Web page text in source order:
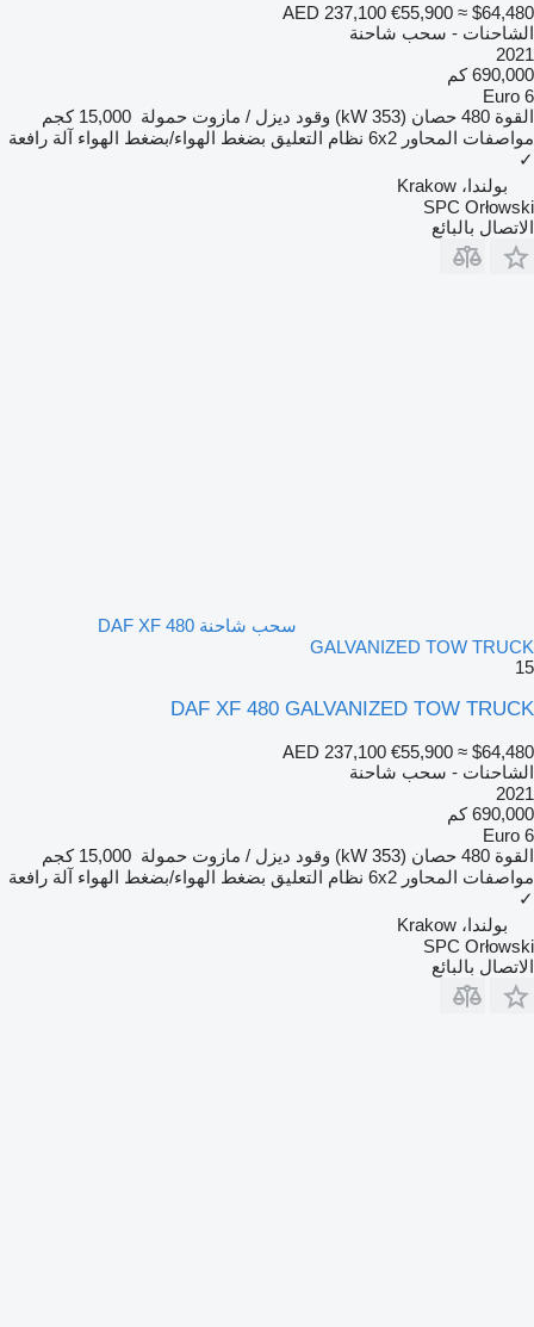
AED 237,100 €55,900 ≈ $64,480
الشاحنات - سحب شاحنة
2021
690,000 كم
Euro 6
القوة 480 حصان (353 kW) وقود ديزل / مازوت حمولة 15,000 كجم
مواصفات المحاور 6x2 نظام التعليق بضغط الهواء/بضغط الهواء آلة رافعة
✓
بولندا، Krakow
SPC Orłowski
الاتصال بالبائع
سحب شاحنة DAF XF 480
GALVANIZED TOW TRUCK
15
DAF XF 480 GALVANIZED TOW TRUCK
AED 237,100 €55,900 ≈ $64,480
الشاحنات - سحب شاحنة
2021
690,000 كم
Euro 6
القوة 480 حصان (353 kW) وقود ديزل / مازوت حمولة 15,000 كجم
مواصفات المحاور 6x2 نظام التعليق بضغط الهواء/بضغط الهواء آلة رافعة
✓
بولندا، Krakow
SPC Orłowski
الاتصال بالبائع